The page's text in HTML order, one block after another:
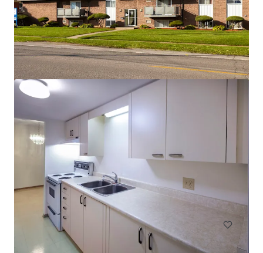
Les Résidences André-Laurendeau - 1300 Ducas, Lasalle
1300 Rue Ducas, Montréal, QC, H8N 3B7, CA
61 Unités de mesure
Living / Résidentiel en bloc